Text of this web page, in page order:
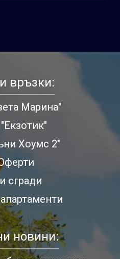
връзки:
Марина"
Хоумс 2"
сгради
новини: